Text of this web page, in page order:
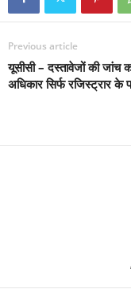
Previous article
यूसीसी – दस्तावेजों की जांच
अधिकार सिर्फ रजिस्ट्रार के